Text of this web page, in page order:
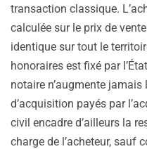
transaction classique.
calculée sur le prix de
identique sur tout le
honoraires est fixé par
notaire n’augmente
d’acquisition payés par
civil encadre d’ailleurs la
charge de l’acheteur, sauf